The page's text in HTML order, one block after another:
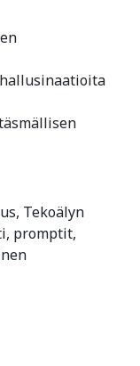
Tekoälyn
promptit,